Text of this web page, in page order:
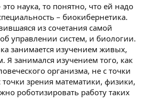
это наука, то понятно, что ей надо
– биокибернетика.
из сочетания самой
управлении систем, и биологии.
занимается изучением живых,
Я занимался изучением того, как
организма, не с точки
зрения математики, физики,
роботизировать работу таких